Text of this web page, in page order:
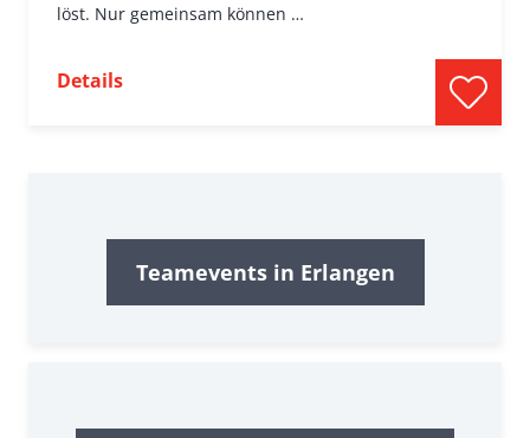
löst. Nur gemeinsam können …
Details
Teamevents in Erlangen